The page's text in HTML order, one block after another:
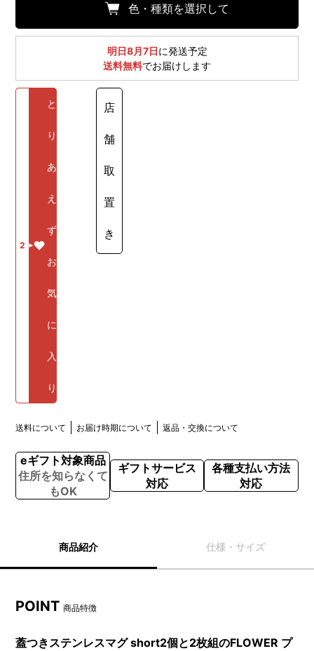
色・種類を選択して
明日8月7日に発送予定
送料無料でお届けします
2
と
り
あ
え
ず
お
気
に
入
り
店
舗
取
置
き
送料について お届け時期について 返品・交換について
eギフト対象商品
住所を知らなくて
もOK
ギフトサービス
対応
各種支払い方法
対応
商品紹介 仕様・サイズ
POINT商品特徴
蓋つきステンレスマグ short2個と2枚組のFLOWER プ